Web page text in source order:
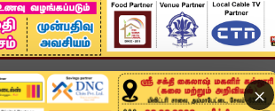
×
சினிமா அரசியல் விளையாட்டு